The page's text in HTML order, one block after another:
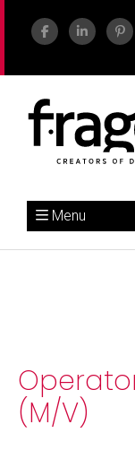
Menu
(M/V)